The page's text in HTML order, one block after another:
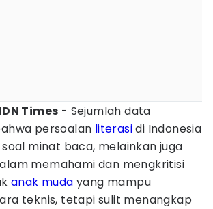
Times - Sejumlah data
persoalan literasidi Indonesia
minat baca, melainkan juga
memahami dan mengkritisi
anak muda yang mampu
teknis, tetapi sulit menangkap